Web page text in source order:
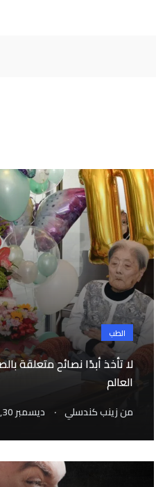
الطب
لا تأخذ أبدًا نصائح متعلقة
العالم
منزينب كندسلي . ديسمبر 30, 2024